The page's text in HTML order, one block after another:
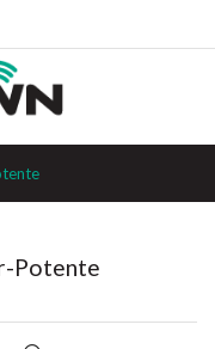
Potente